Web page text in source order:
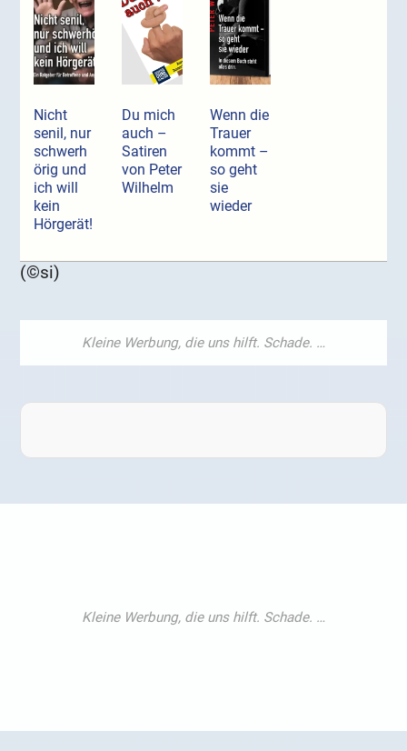
Nicht
senil, nur
schwerh
örig und
ich will
kein
Hörgerät!
Du mich
auch –
Satiren
von Peter
Wilhelm
Wenn die
Trauer
kommt –
so geht
sie
wieder
(©si)